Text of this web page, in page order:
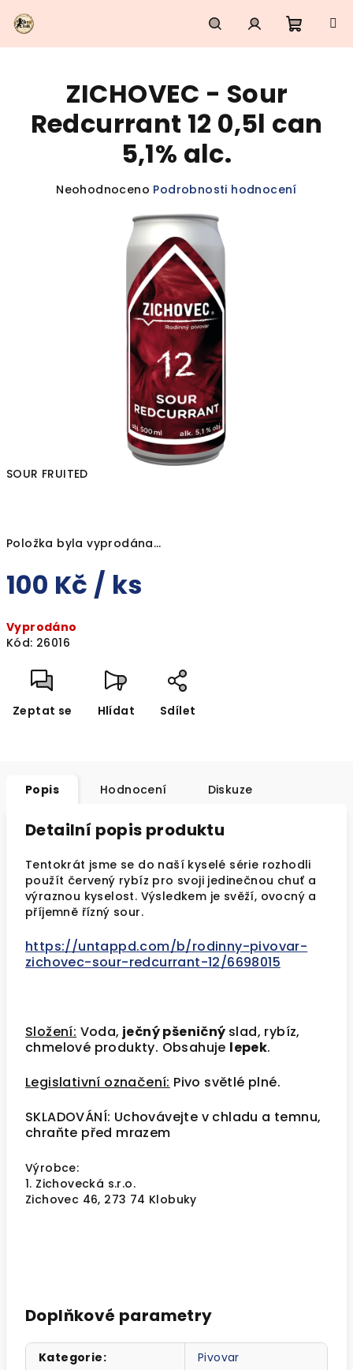
na
obsah
HledatPřihlášení
SOUR FRUITED
Položka byla vyprodána…
100 Kč / ks
cena:
Vyprodáno
Kód: 26016
Zeptat se Hlídat Sdílet
ZICHOVEC - Sour
Redcurrant 12 0,5l can
5,1% alc.
Průměrné
Neohodnoceno Podrobnosti hodnocení
Popis Hodnocení Diskuze
Detailní popis produktu
Tentokrát jsme se do naší kyselé série rozhodli
použít červený rybíz pro svoji jedinečnou chuť a
výraznou kyselost. Výsledkem je svěží, ovocný a
příjemně řízný sour.
https://untappd.com/b/rodinny-pivovar-
zichovec-sour-redcurrant-12/6698015
Složení: Voda, ječnýpšeničný slad, rybíz,
chmelové produkty. Obsahuje lepek.
Legislativní označení: Pivo světlé plné.
SKLADOVÁNÍ: Uchovávejte v chladu a temnu,
chraňte před mrazem
Výrobce:
1. Zichovecká s.r.o.
Zichovec 46, 273 74 Klobuky
Doplňkové parametry
Kategorie:
Pivovar